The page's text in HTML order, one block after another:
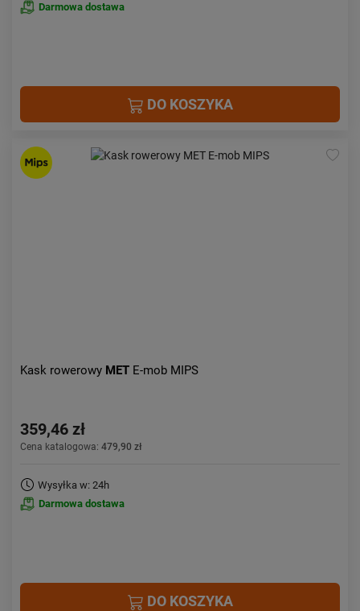
Darmowa dostawa
DO KOSZYKA
Kask rowerowy MET E-mob MIPS
359,46 zł
Cena katalogowa: 479,90 zł
Wysyłka w: 24h
Darmowa dostawa
DO KOSZYKA